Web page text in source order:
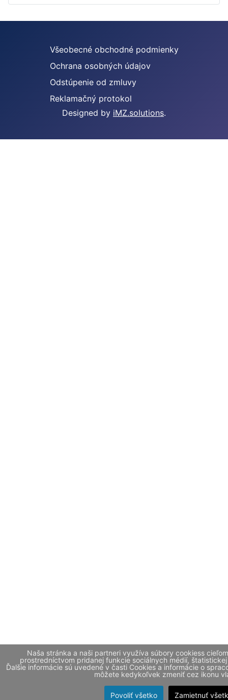
Všeobecné obchodné podmienky
Ochrana osobných údajov
Odstúpenie od zmluvy
Reklamačný protokol
Designed by iMZ.solutions.
Naša stránka a naši partneri využíva súbory cookiess
prostredníctvom pridanej funkcie sociálnych médií,
Ďalšie informácie sú uvedené v časti Cookies a informácie o
môžete kedykoľvek zmeniť cez ikonu
Povoliť všetko Zamietnuť